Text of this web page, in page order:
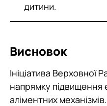
дитини.
Висновок
Ініціатива Верховної
напрямку підвищення
аліментних